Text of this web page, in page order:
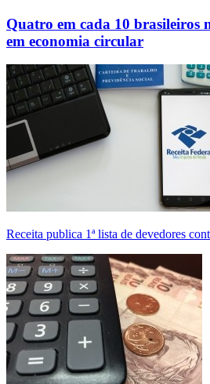
Quatro em cada 10 brasileiros
em economia circular
Receita publica 1ª lista de devedores